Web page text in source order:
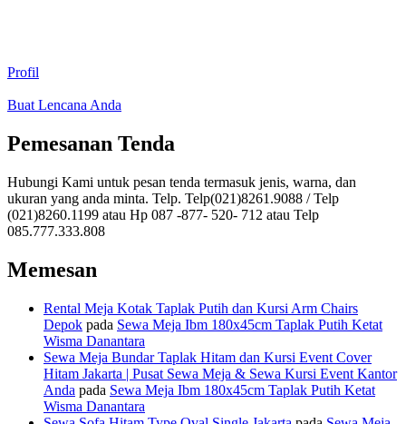
Profil
Buat Lencana Anda
Pemesanan Tenda
Hubungi Kami untuk pesan tenda termasuk jenis, warna, dan
ukuran yang anda minta. Telp. Telp(021)8261.9088 / Telp
(021)8260.1199 atau Hp 087 -877- 520- 712 atau Telp
085.777.333.808
Memesan
Rental Meja Kotak Taplak Putih dan Kursi Arm Chairs
Depok pada Sewa Meja Ibm 180x45cm Taplak Putih Ketat
Wisma Danantara
Sewa Meja Bundar Taplak Hitam dan Kursi Event Cover
Hitam Jakarta | Pusat Sewa Meja & Sewa Kursi Event Kantor
Anda pada Sewa Meja Ibm 180x45cm Taplak Putih Ketat
Wisma Danantara